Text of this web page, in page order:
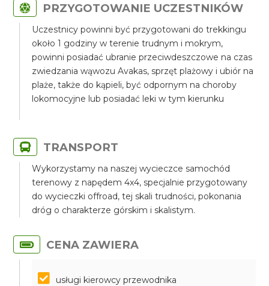
PRZYGOTOWANIE UCZESTNIKÓW
Uczestnicy powinni być przygotowani do trekkingu
około 1 godziny w terenie trudnym i mokrym,
powinni posiadać ubranie przeciwdeszczowe na czas
zwiedzania wąwozu Avakas, sprzęt plażowy i ubiór na
plaże, także do kąpieli, być odpornym na choroby
lokomocyjne lub posiadać leki w tym kierunku
TRANSPORT
Wykorzystamy na naszej wycieczce samochód
terenowy z napędem 4x4, specjalnie przygotowany
do wycieczki offroad, tej skali trudności, pokonania
dróg o charakterze górskim i skalistym.
CENA ZAWIERA
usługi kierowcy przewodnika